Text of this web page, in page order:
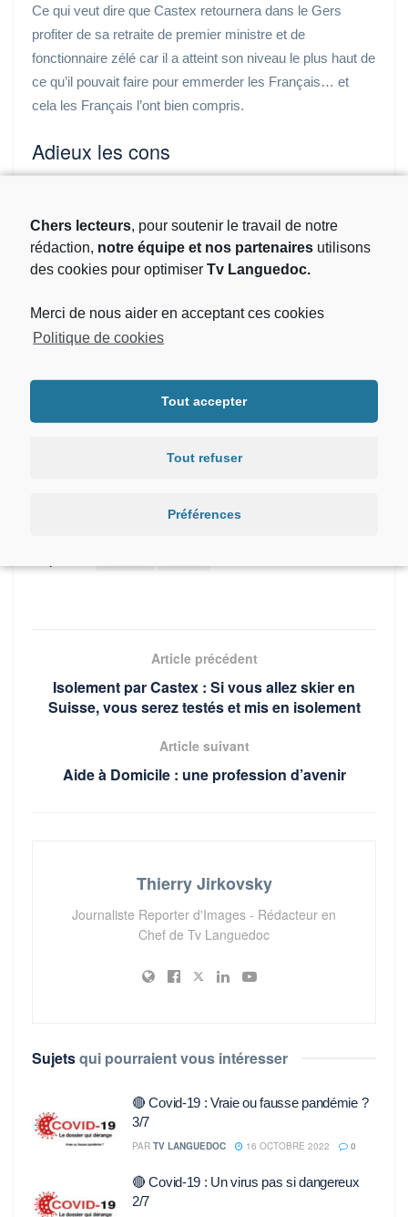
Chers lecteurs , pour soutenir le travail de notre
rédaction, notre équipe et nos partenaires utilisons
des cookies pour optimiser Tv Languedoc.
Merci de nous aider en acceptant ces cookies
Politique de cookies
Tout accepter
Tout refuser
Préférences
Ce qui veut dire que Castex retournera dans le Gers
profiter de sa retraite de premier ministre et de
fonctionnaire zélé car il a atteint son niveau le plus haut de
ce qu’il pouvait faire pour emmerder les Français… et
cela les Français l’ont bien compris.
Adieux les cons
cas ou vous voudriez continuer d’être dirigé par ce qui est
le pire de ce que nous avons depuis 40 ans en France.
Oui, c’est une certitude, nous avons les politiciens que
l’on mérite, libre à vous de changer ou pas … mais on
vous aura prévenu …
En attendant nous ne saurions vous conseiller d’aller voir
et revoir le dernier film d’Albert Dupontel
Conshistoire de bien comprendre que ce n’est pas Jean
Article précédent
Isolement par Castex : Si vous allez skier en
Suisse, vous serez testés et mis en isolement
Article suivant
Aide à Domicile : une profession d’avenir
Thierry Jirkovsky
Journaliste Reporter d'Images - Rédacteur en
Chef de Tv Languedoc
Sujetsqui pourraient vous intéresser
🔴 Covid-19 : Vraie ou fausse pandémie ?
3/7
PAR TV LANGUEDOC 16 OCTOBRE 2022 0
🔴 Covid-19 : Un virus pas si dangereux
2/7